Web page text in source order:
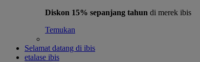
Diskon 15% sepanjang tahun di merek ibis
Temukan
Selamat datang di ibis
etalase ibis